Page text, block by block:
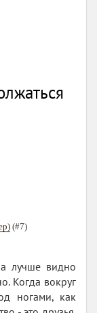
(#7)
лучше видно
Когда вокруг
ногами, как